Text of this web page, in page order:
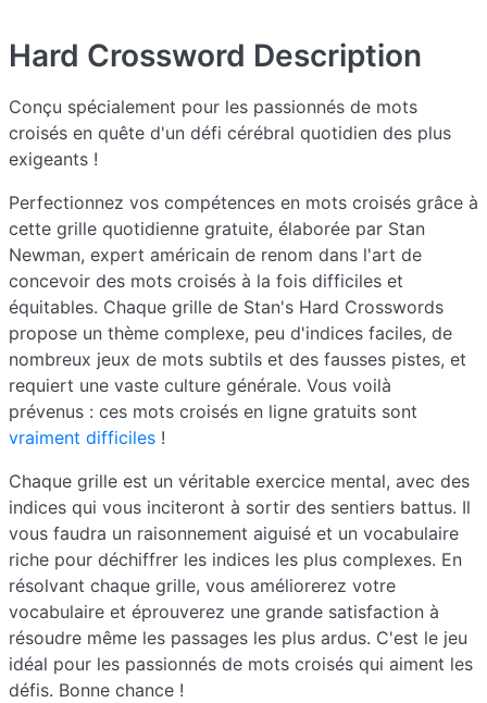
Hard Crossword Description
Conçu spécialement pour les passionnés de mots
croisés en quête d'un défi cérébral quotidien des plus
exigeants !
Perfectionnez vos compétences en mots croisés grâce à
cette grille quotidienne gratuite, élaborée par Stan
Newman, expert américain de renom dans l'art de
concevoir des mots croisés à la fois difficiles et
équitables. Chaque grille de Stan's Hard Crosswords
propose un thème complexe, peu d'indices faciles, de
nombreux jeux de mots subtils et des fausses pistes, et
requiert une vaste culture générale. Vous voilà
prévenus : ces mots croisés en ligne gratuits sont
vraiment difficiles !
Chaque grille est un véritable exercice mental, avec des
indices qui vous inciteront à sortir des sentiers battus. Il
vous faudra un raisonnement aiguisé et un vocabulaire
riche pour déchiffrer les indices les plus complexes. En
résolvant chaque grille, vous améliorerez votre
vocabulaire et éprouverez une grande satisfaction à
résoudre même les passages les plus ardus. C'est le jeu
idéal pour les passionnés de mots croisés qui aiment les
défis. Bonne chance !